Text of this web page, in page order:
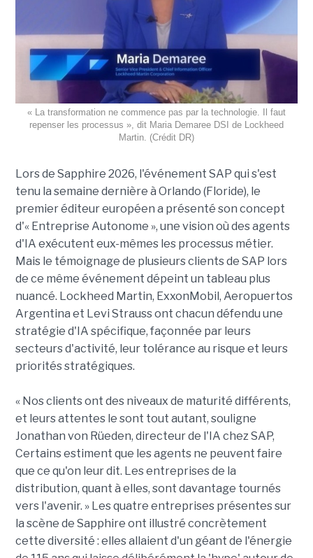
« La transformation ne commence pas par la technologie. Il faut
repenser les processus », dit Maria Demaree DSI de Lockheed
Martin. (Crédit DR)
Lors de Sapphire 2026, l'événement SAP qui s'est
tenu la semaine dernière à Orlando (Floride), le
premier éditeur européen a présenté son concept
d'« Entreprise Autonome », une vision où des agents
d'IA exécutent eux-mêmes les processus métier.
Mais le témoignage de plusieurs clients de SAP lors
de ce même événement dépeint un tableau plus
nuancé. Lockheed Martin, ExxonMobil, Aeropuertos
Argentina et Levi Strauss ont chacun défendu une
stratégie d'IA spécifique, façonnée par leurs
secteurs d'activité, leur tolérance au risque et leurs
priorités stratégiques.
« Nos clients ont des niveaux de maturité différents,
et leurs attentes le sont tout autant, souligne
Jonathan von Rüeden, directeur de l'IA chez SAP,
Certains estiment que les agents ne peuvent faire
que ce qu'on leur dit. Les entreprises de la
distribution, quant à elles, sont davantage tournés
vers l'avenir. » Les quatre entreprises présentes sur
la scène de Sapphire ont illustré concrètement
cette diversité : elles allaient d'un géant de l'énergie